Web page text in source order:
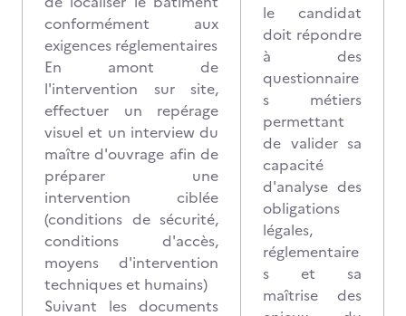
conformément aux
exigences réglementaires
En amont de
l'intervention sur site,
effectuer un repérage
visuel et un interview du
maître d'ouvrage afin de
préparer une
intervention ciblée
(conditions de sécurité,
conditions d'accès,
moyens d'intervention
techniques et humains)
Suivant les documents
le candidat
doit répondre
à des
questionnaire
s métiers
permettant
de valider sa
capacité
d'analyse des
obligations
légales,
réglementaire
s et sa
maîtrise des